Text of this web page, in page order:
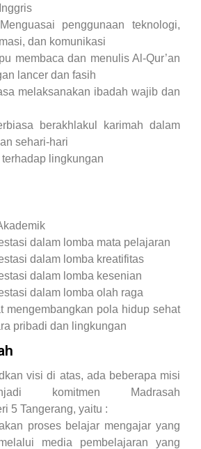
Menguasai penggunaan teknologi,
dan komunikasi
membaca dan menulis Al-Qur’an
lancer dan fasih
melaksanakan ibadah wajib dan
berakhlakul karimah dalam
sehari-hari
terhadap lingkungan
dalam lomba mata pelajaran
dalam lomba kreatifitas
dalam lomba kesenian
dalam lomba olah raga
pola hidup sehat
pribadi dan lingkungan
visi di atas, ada beberapa misi
komitmen Madrasah
5 Tangerang, yaitu :
proses belajar mengajar yang
media pembelajaran yang